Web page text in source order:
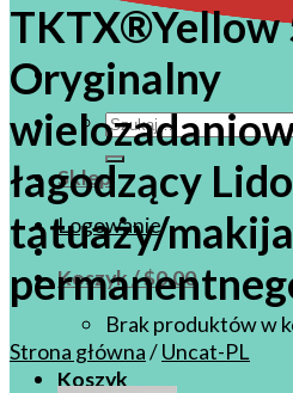
Szukaj:
Sklep
Logowanie
Koszyk /$0.00
Brak produktów w
Koszyk
TKTX®Yellow
Oryginalny
łagodzący
tatuaży/
Strona główna/Uncat-PL